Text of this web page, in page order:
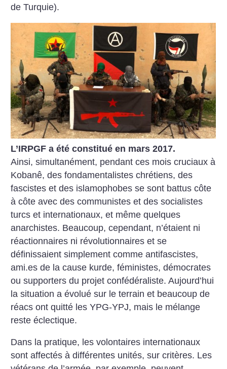
de Turquie).
L’IRPGF a été constitué en mars 2017.
Ainsi, simultanément, pendant ces mois cruciaux à
Kobanê, des fondamentalistes chrétiens, des
fascistes et des islamophobes se sont battus côte
à côte avec des communistes et des socialistes
turcs et internationaux, et même quelques
anarchistes. Beaucoup, cependant, n’étaient ni
réactionnaires ni révolutionnaires et se
définissaient simplement comme antifascistes,
ami.es de la cause kurde, féministes, démocrates
ou supporters du projet confédéraliste. Aujourd’hui
la situation a évolué sur le terrain et beaucoup de
réacs ont quitté les YPG-YPJ, mais le mélange
reste éclectique.
Dans la pratique, les volontaires internationaux
sont affectés à différentes unités, sur critères. Les